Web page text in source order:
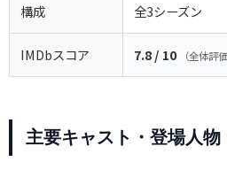
構成 全3シーズン
IMDbスコア 7.8 / 10 （全体評
主要キャスト・登場人物